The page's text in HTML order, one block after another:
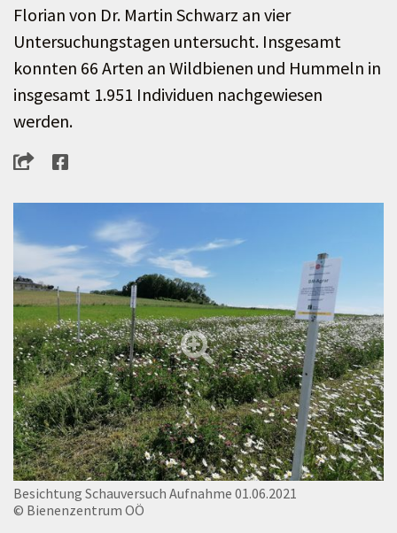
Florian von Dr. Martin Schwarz an vier
Untersuchungstagen untersucht. Insgesamt
konnten 66 Arten an Wildbienen und Hummeln in
insgesamt 1.951 Individuen nachgewiesen
werden.
Besichtung Schauversuch Aufnahme 01.06.2021
© Bienenzentrum OÖ